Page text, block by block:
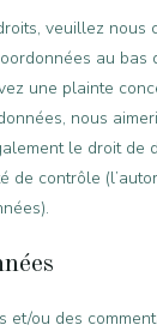
veuillez nous
au bas
une plainte
nous
le droit de
de contrôle
et/ou des